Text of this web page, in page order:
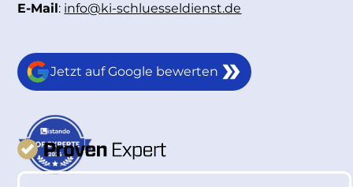
E-Mail: info@ki-schluesseldienst.de
Jetzt auf Google bewerten